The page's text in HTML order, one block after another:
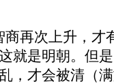
再次上升，才
就是明朝。但
，才会被清（